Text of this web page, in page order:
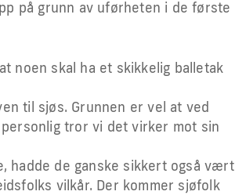
på grunn av uførheten i de første
noen skal ha et skikkelig balletak
til sjøs. Grunnen er vel at ved
tror vi det virker mot sin
hadde de ganske sikkert også vært
vilkår. Der kommer sjøfolk